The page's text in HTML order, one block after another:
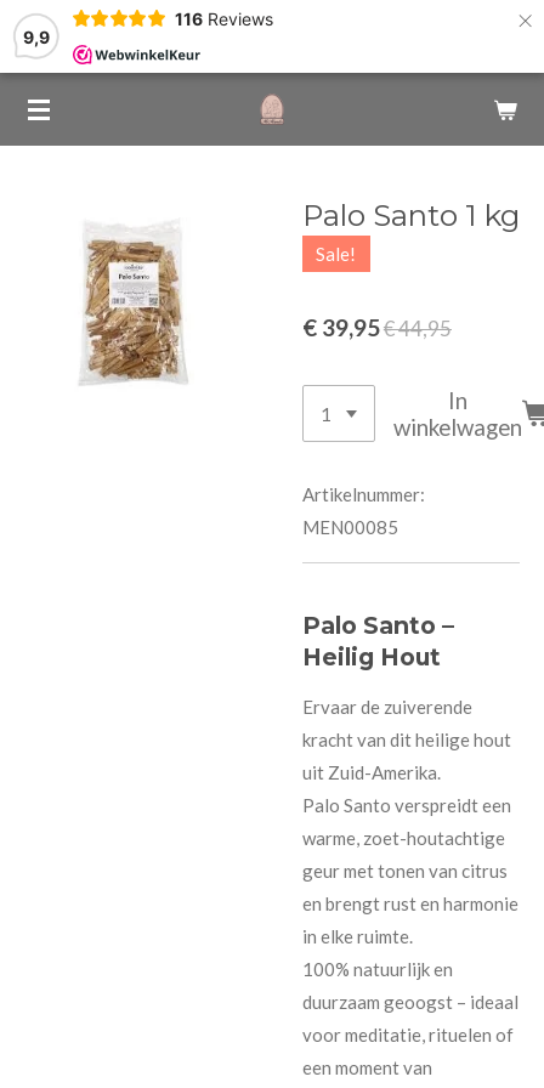
9,9
116 Reviews ×
Palo Santo 1 kg
Sale!
€ 39,95€ 44,95
In
winkelwagen
Artikelnummer:
MEN00085
Palo Santo –
Heilig Hout
Ervaar de zuiverende
kracht van dit heilige hout
uit Zuid-Amerika.
Palo Santo verspreidt een
warme, zoet-houtachtige
geur met tonen van citrus
en brengt rust en harmonie
in elke ruimte.
100% natuurlijk en
duurzaam geoogst – ideaal
voor meditatie, rituelen of
een moment van